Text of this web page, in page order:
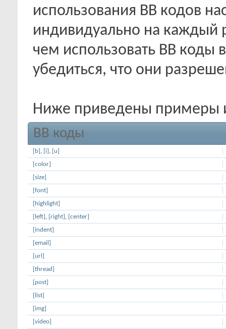
использования BB кодов
индивидуально на каждый
чем использовать BB
убедиться, что они
Ниже приведены примеры
BB коды
[b] , [i] , [u]
[color]
[size]
[font]
[highlight]
[left] , [right] , [center]
[indent]
[email]
[url]
[thread]
[post]
[list]
[img]
[video]